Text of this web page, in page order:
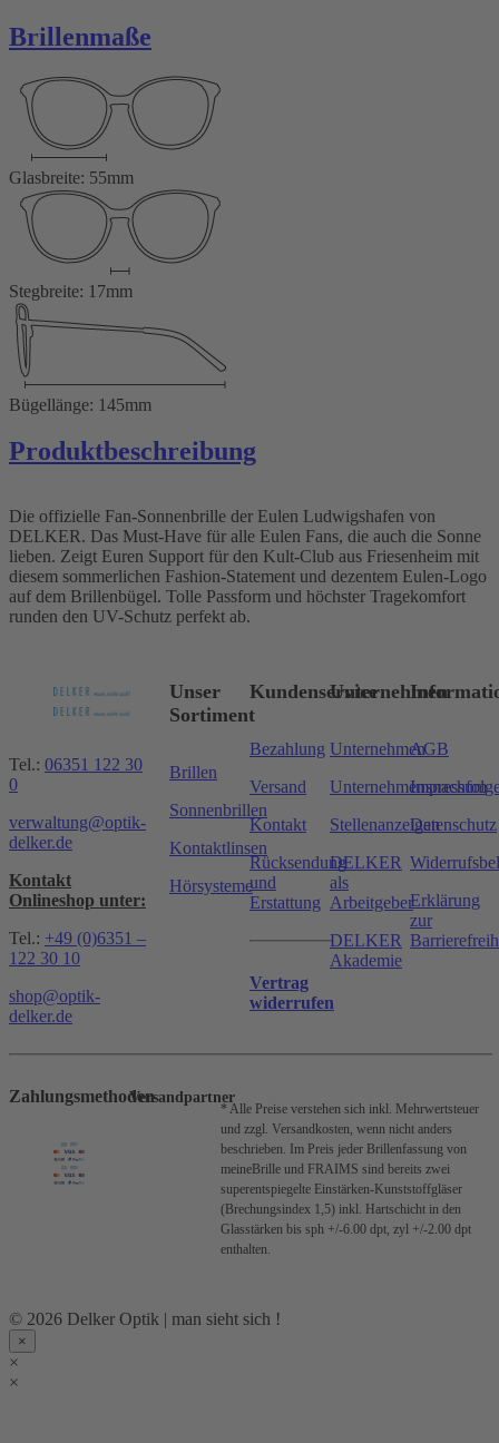
Brillenmaße
Glasbreite: 55mm
Stegbreite: 17mm
Bügellänge: 145mm
Produktbeschreibung
Die offizielle Fan-Sonnenbrille der Eulen Ludwigshafen von
DELKER. Das Must-Have für alle Eulen Fans, die auch die Sonne
lieben. Zeigt Euren Support für den Kult-Club aus Friesenheim mit
diesem sommerlichen Fashion-Statement und dezentem Eulen-Logo
auf dem Brillenbügel. Tolle Passform und höchster Tragekomfort
runden den UV-Schutz perfekt ab.
Tel.: 06351 122 30
0
verwaltung@optik-
delker.de
Kontakt
Onlineshop unter:
Tel.: +49 (0)6351 –
122 30 10
shop@optik-
delker.de
Unser
Sortiment
Brillen
Sonnenbrillen
Kontaktlinsen
Hörsysteme
Kundenservice
Bezahlung
Versand
Kontakt
Rücksendung
und
Erstattung
Vertrag
widerrufen
Unternehmen
Unternehmen
Stellenanzeigen
DELKER
als
Arbeitgeber
DELKER
Akademie
AGB
Impressum
Datenschutz
Erklärung
zur
ZahlungsmethodenVersandpartner
* Alle Preise verstehen sich inkl. Mehrwertsteuer
und zzgl. Versandkosten, wenn nicht anders
beschrieben. Im Preis jeder Brillenfassung von
meineBrille und FRAIMS sind bereits zwei
superentspiegelte Einstärken-Kunststoffgläser
(Brechungsindex 1,5) inkl. Hartschicht in den
Glasstärken bis sph +/-6.00 dpt, zyl +/-2.00 dpt
enthalten.
© 2026 Delker Optik | man sieht sich !
×
×
×